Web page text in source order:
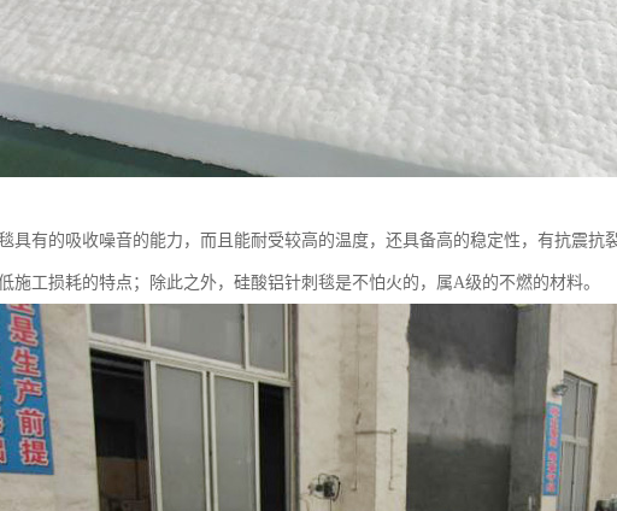
具有的吸收噪音的能力，而且能耐受较高的温度，还具备高的稳定性，有抗震抗
施工损耗的特点；除此之外，硅酸铝针刺毯是不怕火的，属A级的不燃的材料。